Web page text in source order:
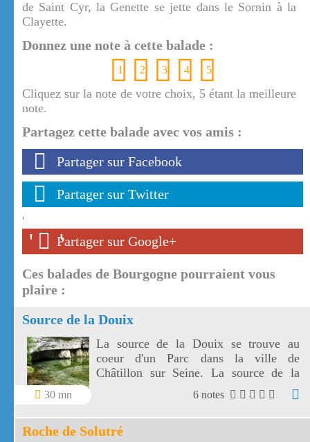
de Saint Cyr, la Genette se jette dans le Sornin à la
Clayette.
Donnez une note à cette balade :
1 2 3 4 5
Cliquez sur la note de votre choix, 5 étant la meilleure
note.
Partagez cette balade avec vos amis :
Partager sur Facebook
Partager sur Twitter
'
' '
Partager sur Google+
Ces balades de Bourgogne pourraient vous
plaire :
Source de la Douix
30 mn
La source de la Douix se trouve au
coeur d'un Parc dans la ville de
Châtillon sur Seine. La source de la
Douix est une des plus belles
exsurgences de France.
6 notes
Roche de Solutré